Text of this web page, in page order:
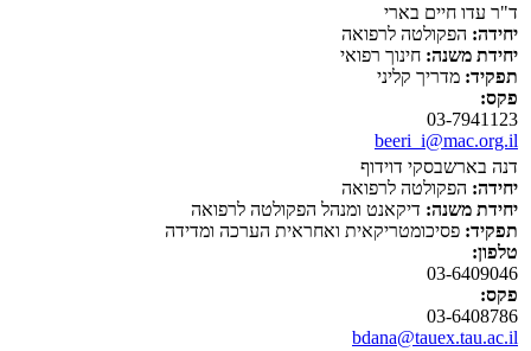
ד"ר עדו חיים בארי
יחידה: הפקולטה לרפואה
יחידת משנה: חינוך רפואי
תפקיד: מדריך קליני
פקס:
03-7941123
beeri_i@mac.org.il
דנה בארשבסקי דוידוף
יחידה: הפקולטה לרפואה
יחידת משנה: דיקאנט ומנהל הפקולטה לרפואה
תפקיד: פסיכומטריקאית ואחראית הערכה ומדידה
טלפון:
03-6409046
פקס:
03-6408786
bdana@tauex.tau.ac.il